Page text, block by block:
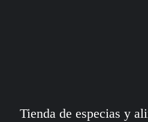
Tienda de especias y